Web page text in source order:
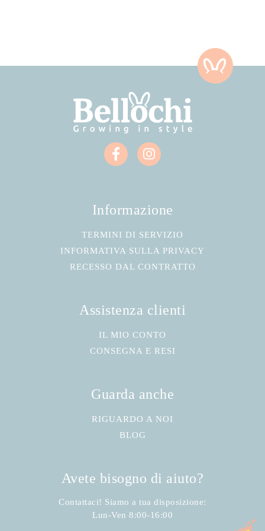
Informazione
TERMINI DI SERVIZIO
INFORMATIVA SULLA PRIVACY
RECESSO DAL CONTRATTO
Assistenza clienti
IL MIO CONTO
CONSEGNA E RESI
Guarda anche
RIGUARDO A NOI
BLOG
Avete bisogno di aiuto?
Contattaci! Siamo a tua disposizione:
Lun-Ven 8:00-16:00